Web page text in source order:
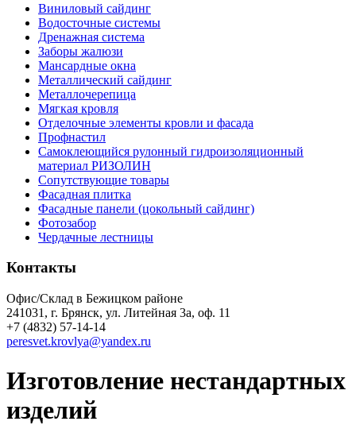
Виниловый сайдинг
Водосточные системы
Дренажная система
Заборы жалюзи
Мансардные окна
Металлический сайдинг
Металлочерепица
Мягкая кровля
Отделочные элементы кровли и фасада
Профнастил
Самоклеющийся рулонный гидроизоляционный
материал РИЗОЛИН
Сопутствующие товары
Фасадная плитка
Фасадные панели (цокольный сайдинг)
Фотозабор
Чердачные лестницы
Контакты
Офис/Склад в Бежицком районе
241031, г. Брянск, ул. Литейная 3а, оф. 11
+7 (4832) 57-14-14
peresvet.krovlya@yandex.ru
Изготовление нестандартных
изделий